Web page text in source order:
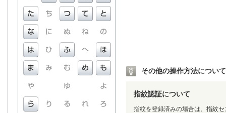
その他の操作方法について
指紋認証について
指紋を登録済みの場合は、指紋